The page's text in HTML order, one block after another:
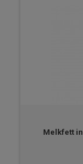
Melkfett